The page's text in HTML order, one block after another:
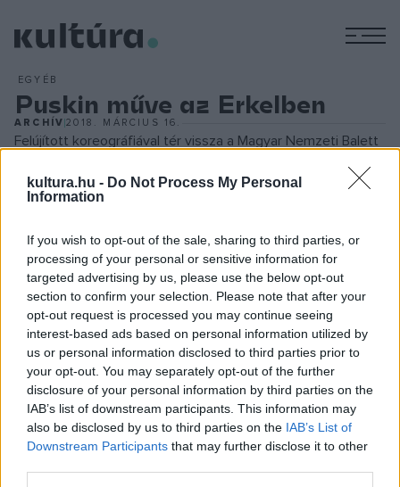
kultura.hu - Do Not Process My Personal
Information
If you wish to opt-out of the sale, sharing to third parties, or
processing of your personal or sensitive information for
targeted advertising by us, please use the below opt-out
section to confirm your selection. Please note that after your
opt-out request is processed you may continue seeing
interest-based ads based on personal information utilized by
us or personal information disclosed to third parties prior to
your opt-out. You may separately opt-out of the further
disclosure of your personal information by third parties on the
IAB’s list of downstream participants. This information may
also be disclosed by us to third parties on the IAB’s List of
Downstream Participants that may further disclose it to other
EGYÉB
Puskin műve az Erkelben
ARCHÍV2018. MÁRCIUS 16.
Felújított koreográfiával tér vissza a Magyar Nemzeti Balett
, amely március 16-tól
öt alkalommal látható a budapesti Erkel Színházban. Puskin
Aszajef zenéjére készült Rosztyiszlav Zaharov-féle
koreográfiát azonban csak 1934-ben mutatta be a leningrádi
Akadémiai Opera és a Balett Színház. Az idei felújítás
alkalmából a koreográfia jobban közelít az eredeti, 1934-es
változathoz. A március 16-ai előadást követően március 18-
án kétszer, majd március 22-én és 23-án lesz látható a
darab az Erkel Színház műsorán.